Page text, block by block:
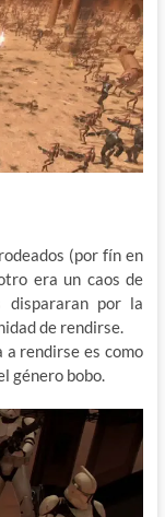
(por fín en
era un caos de
dispararan por la
de rendirse.
a rendirse es como
género bobo.